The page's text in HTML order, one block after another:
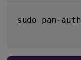
sudo pam - auth